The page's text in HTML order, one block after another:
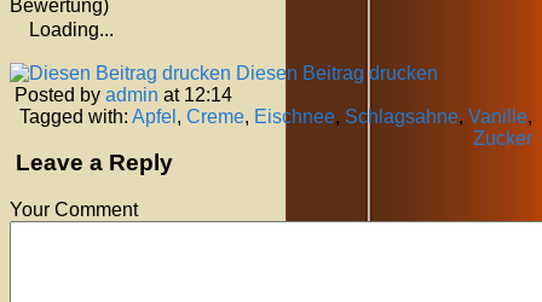
Bewertung)
Loading...
Diesen Beitrag drucken
Posted by admin at 12:14
Tagged with: Apfel , Creme, Eischnee, Schlagsahne, Vanille,
Zucker
Leave a Reply
Your Comment